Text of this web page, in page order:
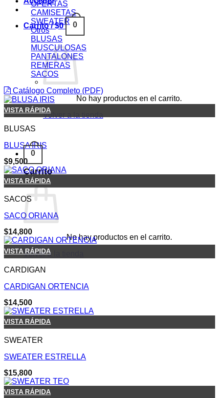
Carrito /$0 0
No hay productos en el carrito.
Volver a la tienda
0
Carrito
No hay productos en el carrito.
Volver a la tienda
OFERTAS
CAMISETAS
SWEATER
Otros
BLUSAS
MUSCULOSAS
PANTALONES
REMERAS
SACOS
Catálogo Completo (PDF)
VISTA RÁPIDA
BLUSAS
BLUSA IRIS
$9,500
VISTA RÁPIDA
SACOS
SACO ORIANA
$14,800
VISTA RÁPIDA
CARDIGAN
CARDIGAN ORTENCIA
$14,500
VISTA RÁPIDA
SWEATER
SWEATER ESTRELLA
$15,800
VISTA RÁPIDA